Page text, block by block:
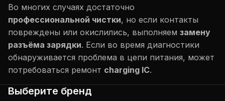
Во многих случаях достаточно
профессиональной чистки, но если контакты
повреждены или окислились, выполняем замену
разъёма зарядки. Если во время диагностики
обнаруживается проблема в цепи питания, может
потребоваться ремонт charging IC.
Выберите бренд